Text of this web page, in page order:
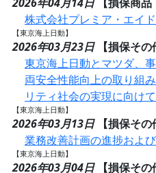
株式会社プレミア・エイ
【東京海上日動】
2026年03月23日
【損保その
東京海上日動とマツダ、
両安全性能向上の取り組
リティ社会の実現に向け
【東京海上日動】
2026年03月13日
【損保その
業務改善計画の進捗およ
【東京海上日動】
2026年03月04日
【損保その